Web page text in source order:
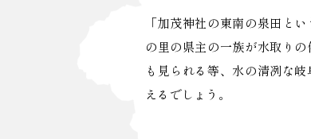
「加茂神社の東南の泉田と
の里の県主の一族が水取り
も見られる等、水の清冽な
えるでしょう。